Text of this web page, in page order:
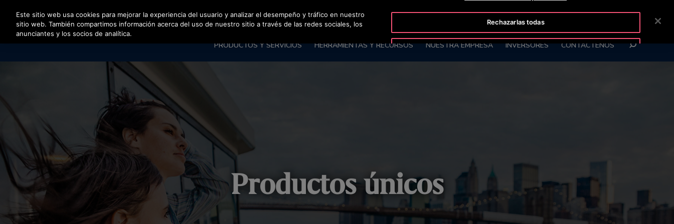
Pulse Intro para saltar al contenido principal
OTISLINE 01 8009111061 SALA DE PRENSA
PRODUCTOS Y SERVICIOS HERRAMIENTAS Y RECURSOS NUESTRA EMPRESA INVERSORES CONTÁCTENOS BUSCAR
Productos únicos
Este sitio web usa cookies para mejorar la experiencia del usuario y analizar el desempeño y tráfico en nuestro
sitio web. También compartimos información acerca del uso de nuestro sitio a través de las redes sociales, los
anunciantes y los socios de analítica.
Rechazarlas todas
Aceptar cookies